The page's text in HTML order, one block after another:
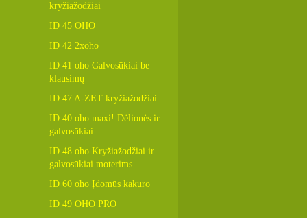
kryžiažodžiai
ID 45 OHO
ID 42 2xoho
ID 41 oho Galvosūkiai be
klausimų
ID 47 A-ZET kryžiažodžiai
ID 40 oho maxi! Dėlionės ir
galvosūkiai
ID 48 oho Kryžiažodžiai ir
galvosūkiai moterims
ID 60 oho Įdomūs kakuro
ID 49 OHO PRO